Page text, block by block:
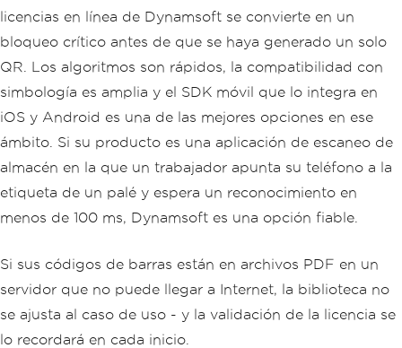
licencias en línea de Dynamsoft se convierte en un
bloqueo crítico antes de que se haya generado un solo
QR. Los algoritmos son rápidos, la compatibilidad con
simbología es amplia y el SDK móvil que lo integra en
iOS y Android es una de las mejores opciones en ese
ámbito. Si su producto es una aplicación de escaneo de
almacén en la que un trabajador apunta su teléfono a la
etiqueta de un palé y espera un reconocimiento en
menos de 100 ms, Dynamsoft es una opción fiable.
Si sus códigos de barras están en archivos PDF en un
servidor que no puede llegar a Internet, la biblioteca no
se ajusta al caso de uso - y la validación de la licencia se
lo recordará en cada inicio.